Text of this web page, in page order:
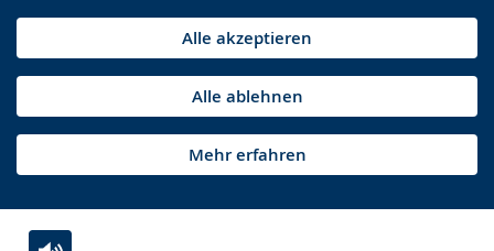
Alle akzeptieren
Alle ablehnen
Mehr erfahren